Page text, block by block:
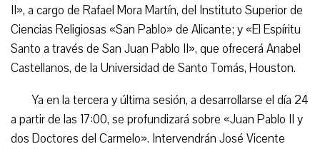
II», a cargo de Rafael Mora Martín, del Instituto Superior de
Ciencias Religiosas «San Pablo» de Alicante; y «El Espíritu
Santo a través de San Juan Pablo II», que ofrecerá Anabel
Castellanos, de la Universidad de Santo Tomás, Houston.
Ya en la tercera y última sesión, a desarrollarse el día 24
a partir de las 17:00, se profundizará sobre «Juan Pablo II y
dos Doctores del Carmelo». Intervendrán José Vicente